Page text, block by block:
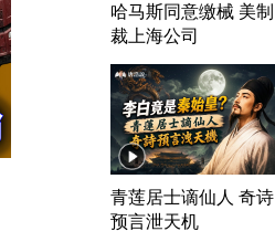
哈马斯同意缴械 美制
裁上海公司
青莲居士谪仙人 奇诗
预言泄天机